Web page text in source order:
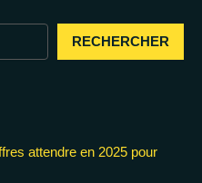
RECHERCHER
attendre en 2025 pour